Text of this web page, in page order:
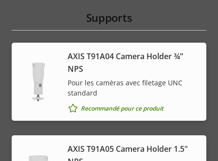
Supports
AXIS T91A04 Camera Holder ¾”
NPS
Pour les caméras avec filetage UNC
standard
Recommandé pour ce produit
AXIS T91A05 Camera Holder 1.5"